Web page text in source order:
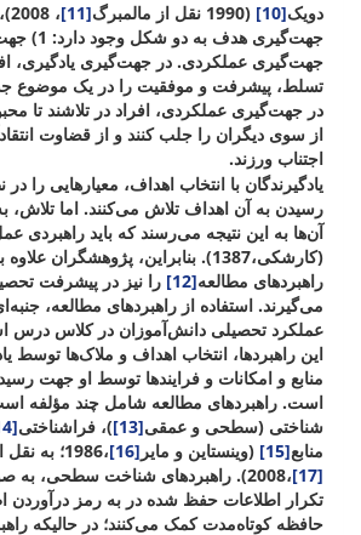
دویک[10] (1990 نقل از مالمبرگ [11]
،
جهت‌گیری عملکردی. در جهت‌گیری یادگیری،
تسلط، پیشرفت و موفقیت را در یک موضوع
در جهت‌گیری عملکردی، افراد در تلاشند تا
از سوی دیگران را جلب کنند و از قضاوت
اجتناب ورزند.
یادگیرندگان با انتخاب اهداف، معیارهایی را
رسیدن به آن اهداف تلاش می‌کنند. اما تلاش،
آن‌ها به این نتیجه می‌رسند که باید راهبردی
(کارشکی،1387). بنابراین،
راهبردهای مطالعه[12]
را نیز در پیشرفت
می‌گیرند. استفاده از راهبردهای مطالعه،
عملکرد تحصیلی دانش‌آموزان در کلاس درس
این راهبردها، انتخاب اهداف و ملاک‌ها توسط
منابع و امکانات و فرایندها توسط او جهت
است. راهبردهای مطالعه شامل چند مؤلفه
شناختی (سطحی و عمقی[13] )، فراشناختی[14]
منابع[15] (وینستاین و مایر [16]
،1986؛ به نقل از وروگت و اورت
[17]
،2008). راهبردهای شناخت سطحی،
تکرار اطلاعات حفظ شده در به رمز درآوردن
حافظه کوتاه‌مدت کمک می‌کنند؛ در حالیکه